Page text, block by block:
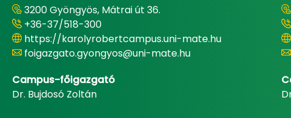
3200 Gyöngyös, Mátrai út 36.
+36-37/518-300
https://karolyrobertcampus.uni-mate.hu
foigazgato.gyongyos@uni-mate.hu
Campus-főigazgató
Dr. Bujdosó Zoltán